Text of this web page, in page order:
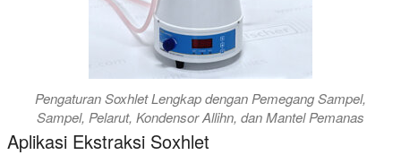
Pengaturan Soxhlet Lengkap dengan Pemegang Sampel,
Sampel, Pelarut, Kondensor Allihn, dan Mantel Pemanas
Aplikasi Ekstraksi Soxhlet